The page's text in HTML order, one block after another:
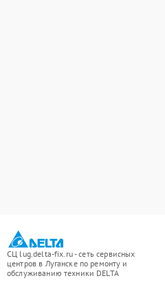
СЦ lug.delta-fix.ru - сеть сервисных
центров в Луганске по ремонту и
обслуживанию техники DELTA